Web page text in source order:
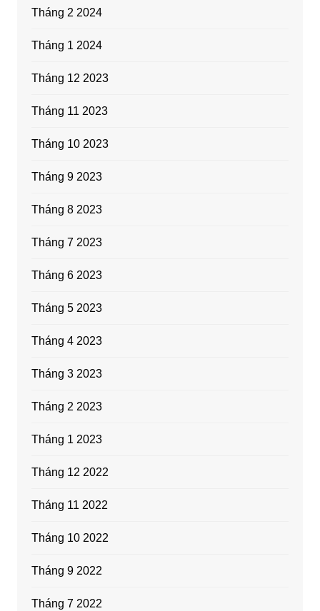
Tháng 2 2024
Tháng 1 2024
Tháng 12 2023
Tháng 11 2023
Tháng 10 2023
Tháng 9 2023
Tháng 8 2023
Tháng 7 2023
Tháng 6 2023
Tháng 5 2023
Tháng 4 2023
Tháng 3 2023
Tháng 2 2023
Tháng 1 2023
Tháng 12 2022
Tháng 11 2022
Tháng 10 2022
Tháng 9 2022
Tháng 7 2022